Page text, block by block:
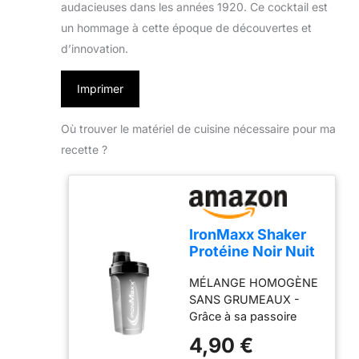
audacieuses dans les années 1920. Ce cocktail est
un hommage à cette époque de découvertes et
d’innovation.
Imprimer
Où trouver le matériel de cuisine nécessaire pour ma
recette ?
IronMaxx Shaker
Protéine Noir Nuit
avec passoire et
graduation
précise,
accessoire
pratique pour la
MÉLANGE HOMOGÈNE
SANS GRUMEAUX -
Grâce à sa passoire
protéine assure un
4,90 €